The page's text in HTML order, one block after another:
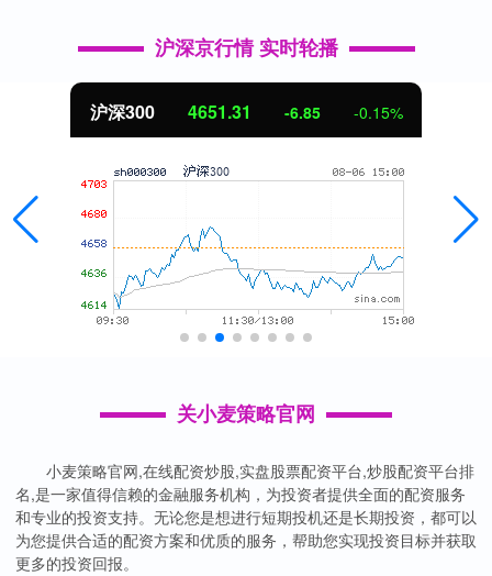
沪深京行情 实时轮播
北证50 1122.88
关小麦策略官网
小麦策略官网,在线配资炒股,实盘股票配资平台,炒股配资平台排
名,是一家值得信赖的金融服务机构，为投资者提供全面的配资服务
和专业的投资支持。无论您是想进行短期投机还是长期投资，都可以
为您提供合适的配资方案和优质的服务，帮助您实现投资目标并获取
更多的投资回报。